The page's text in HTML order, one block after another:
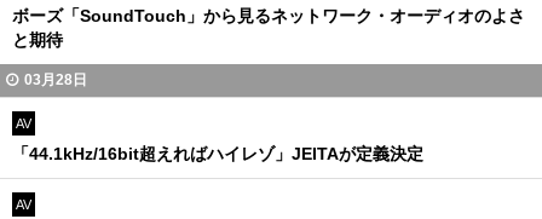
ボーズ「SoundTouch」から見るネットワーク・オーディオのよさ
と期待
03月28日
AV
「44.1kHz/16bit超えればハイレゾ」JEITAが定義決定
AV